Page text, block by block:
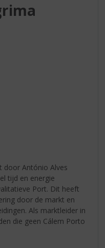
door António Alves
tijd en energie
Port. Dit heeft
door de markt en
Als marktleider in
die geen Cálem Porto